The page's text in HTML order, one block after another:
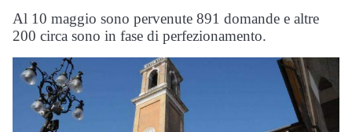
Al 10 maggio sono pervenute 891 domande e altre
200 circa sono in fase di perfezionamento.